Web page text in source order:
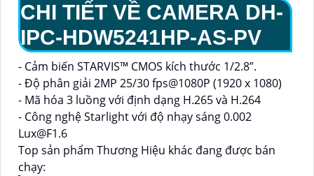
CHI TIẾT VỀ CAMERA DH-
IPC-HDW5241HP-AS-PV
- Cảm biến STARVIS™ CMOS kích thước 1/2.8”.
- Độ phân giải 2MP 25/30 fps@1080P (1920 x 1080)
- Mã hóa 3 luồng với định dạng H.265 và H.264
- Công nghệ Starlight với độ nhạy sáng 0.002
Lux@F1.6
Top sản phẩm Thương Hiệu khác đang được bán
chạy: